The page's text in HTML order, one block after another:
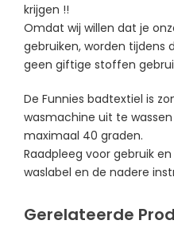
krijgen !!
Omdat wij willen dat je
gebruiken, worden tijdens
geen giftige stoffen
De Funnies badtextiel is
wasmachine uit te
maximaal 40 graden.
Raadpleeg voor gebruik
waslabel en de nadere
Gerelateerde